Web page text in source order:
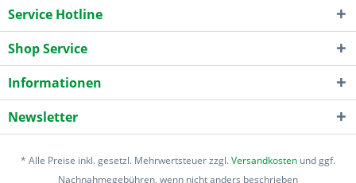
Service Hotline
Shop Service
Informationen
Newsletter
* Alle Preise inkl. gesetzl. Mehrwertsteuer zzgl.Versandkosten und ggf.
Nachnahmegebühren, wenn nicht anders beschrieben